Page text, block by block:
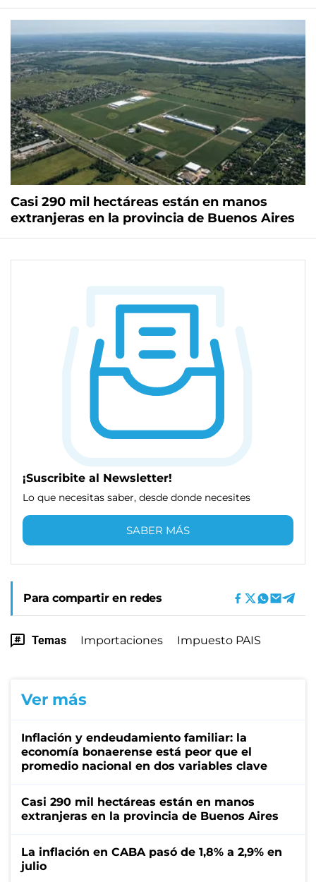
Casi 290 mil hectáreas están en manos
extranjeras en la provincia de Buenos Aires
¡Suscribite al Newsletter!
Lo que necesitas saber, desde donde necesites
SABER MÁS
Para compartir en redes
Temas Importaciones Impuesto PAIS
Ver más
Inflación y endeudamiento familiar: la
economía bonaerense está peor que el
promedio nacional en dos variables clave
Casi 290 mil hectáreas están en manos
extranjeras en la provincia de Buenos Aires
La inflación en CABA pasó de 1,8% a 2,9% en
julio